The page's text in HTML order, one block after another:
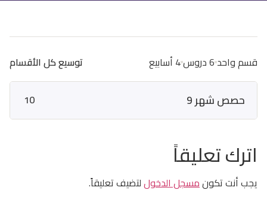
قسم واحد 6 دروس 4 أسابيع توسيع كل الأقسام
حصص شهر 9 10
اترك تعليقاً
يجب أنت تكونمسجل الدخوللتضيف تعليقاً.